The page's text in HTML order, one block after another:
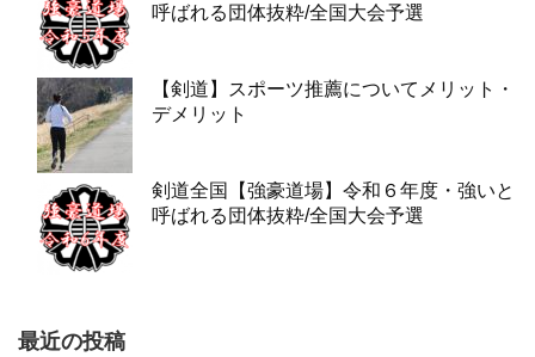
呼ばれる団体抜粋/全国大会予選
【剣道】スポーツ推薦についてメリット・
デメリット
剣道全国【強豪道場】令和６年度・強いと
呼ばれる団体抜粋/全国大会予選
最近の投稿